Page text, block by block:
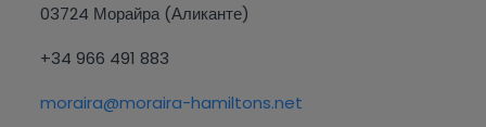
03724 Морайра (Аликанте)
+34 966 491 883
moraira@moraira-hamiltons.net